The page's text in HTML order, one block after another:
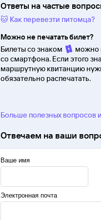
Ответы на частые
🐱 Как перевезти питомца?
Можно не печатать билет?
Билеты со знаком
можно
со смартфона. Если этого
маршрутную квитанцию
обязательно распечатать.
Больше полезных вопросов
Отвечаем на ваши
Ваше имя
Электронная почта